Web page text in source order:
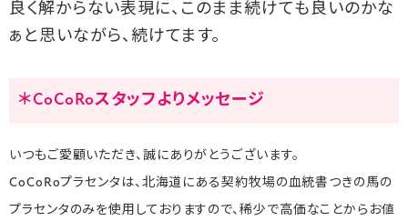
良く解からない表現に、このまま続けても良いのかな
ぁと思いながら、続けてます。
＊CoCoRoスタッフよりメッセージ
いつもご愛顧いただき、誠にありがとうございます。
CoCoRoプラセンタは、北海道にある契約牧場の血統書つきの馬の
プラセンタのみを使用しておりますので、稀少で高価なことからお値